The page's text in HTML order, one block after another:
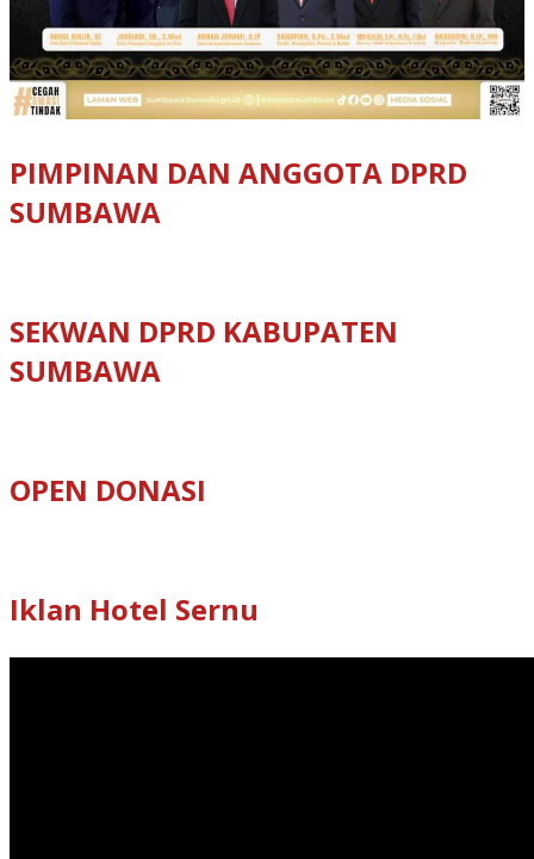
PIMPINAN DAN ANGGOTA DPRD
SUMBAWA
SEKWAN DPRD KABUPATEN
SUMBAWA
OPEN DONASI
Iklan Hotel Sernu